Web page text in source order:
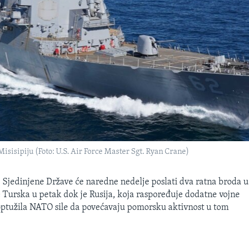
(Foto: U.S. Air Force Master Sgt. Ryan Crane)
Sjedinjene Države će naredne nedelje poslati dva ratna broda u
Turska u petak dok je Rusija, koja raspoređuje dodatne vojne
NATO sile da povećavaju pomorsku aktivnost u tom